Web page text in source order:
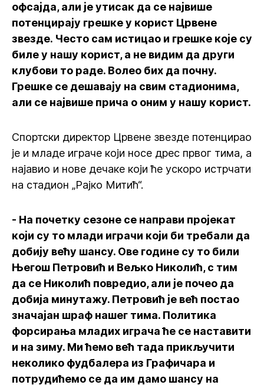
офсајда, али је утисак да се највише
потенцирају грешке у корист Црвене
звезде. Често сам истицао и грешке које су
биле у нашу корист, а не видим да други
клубови то раде. Волео бих да почну.
Грешке се дешавају на свим стадионима,
али се највише прича о оним у нашу корист.
Спортски директор Црвене звезде потенцирао
је и младе играче који носе дрес првог тима, а
најавио и нове дечаке који ће ускоро истрчати
на стадион „Рајко Митић“.
- На почетку сезоне се направи пројекат
који су то млади играчи који би требали да
добију већу шансу. Ове године су то били
Његош Петровић и Вељко Николић, с тим
да се Николић повредио, али је почео да
добија минутажу. Петровић је већ постао
значајан шраф нашег тима. Политика
форсирања младих играча ће се наставити
и на зиму. Ми ћемо већ тада прикључити
неколико фудбалера из Графичара и
потрудићемо се да им дамо шансу на